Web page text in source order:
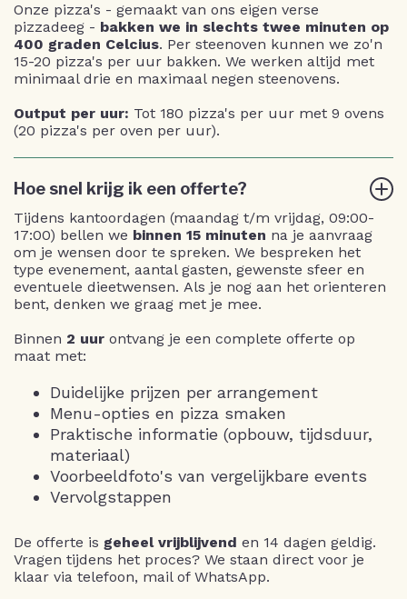
Onze pizza's - gemaakt van ons eigen verse
pizzadeeg - bakken we in slechts twee minuten op
400 graden Celcius. Per steenoven kunnen we zo'n
15-20 pizza's per uur bakken. We werken altijd met
minimaal drie en maximaal negen steenovens.
Output per uur: Tot 180 pizza's per uur met 9 ovens
(20 pizza's per oven per uur).
Hoe snel krijg ik een offerte?
Tijdens kantoordagen (maandag t/m vrijdag, 09:00-
17:00) bellen we binnen 15 minuten na je aanvraag
om je wensen door te spreken. We bespreken het
type evenement, aantal gasten, gewenste sfeer en
eventuele dieetwensen. Als je nog aan het orienteren
bent, denken we graag met je mee.
Binnen 2 uur ontvang je een complete offerte op
maat met:
Duidelijke prijzen per arrangement
Menu-opties en pizza smaken
Praktische informatie (opbouw, tijdsduur,
materiaal)
Voorbeeldfoto's van vergelijkbare events
Vervolgstappen
De offerte is geheel vrijblijvend en 14 dagen geldig.
Vragen tijdens het proces? We staan direct voor je
klaar via telefoon, mail of WhatsApp.